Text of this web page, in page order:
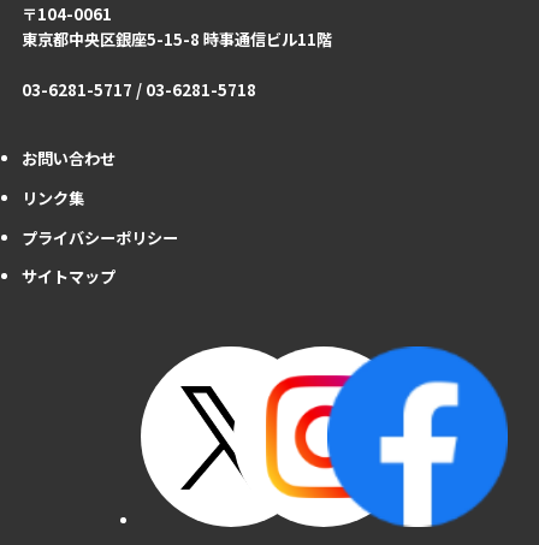
〒104-0061
東京都中央区銀座5-15-8 時事通信ビル11階
03-6281-5717 / 03-6281-5718
お問い合わせ
リンク集
プライバシーポリシー
サイトマップ